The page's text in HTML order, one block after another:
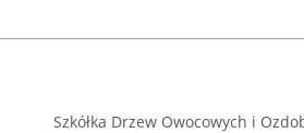
Szkółka Drzew Owocowych i